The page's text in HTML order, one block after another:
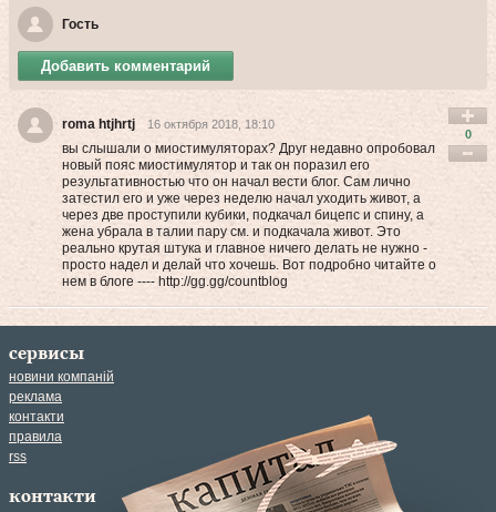
Гость
Добавить комментарий
roma htjhrtj 16 октября 2018, 18:10
вы слышали о миостимуляторах? Друг недавно опробовал
новый пояс миостимулятор и так он поразил его
результативностью что он начал вести блог. Сам лично
затестил его и уже через неделю начал уходить живот, а
через две проступили кубики, подкачал бицепс и спину, а
жена убрала в талии пару см. и подкачала живот. Это
реально крутая штука и главное ничего делать не нужно -
просто надел и делай что хочешь. Вот подробно читайте о
нем в блоге ---- http://gg.gg/countblog
0
сервисы
новини компаній
реклама
контакти
правила
rss
контакти